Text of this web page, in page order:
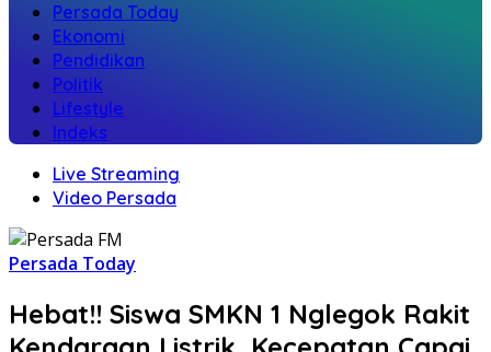
Persada Today
Ekonomi
Pendidikan
Politik
Lifestyle
Indeks
Live Streaming
Video Persada
Persada Today
Hebat!! Siswa SMKN 1 Nglegok Rakit